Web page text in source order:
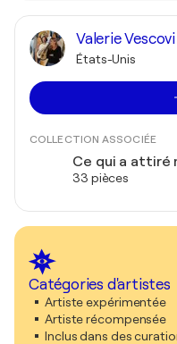
Valerie Vescovi
États-Unis
COLLECTION ASSOCIÉE
Ce qui a attiré
33 pièces
Catégories d'artistes
Artiste expérimentée
Artiste récompensée
Inclus dans des